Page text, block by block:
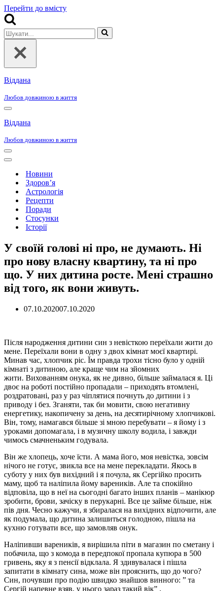
Перейти до вмісту
Шукати...
Віддана
Любов довжиною в життя
Меню
навігації
Віддана
Любов довжиною в життя
Меню
навігації
Меню
навігаціїНовини
Здоров’я
Астрологія
Рецепти
Поради
Стосунки
Історії
У своїй голові ні про, не думають. Ні
про нову власну квартину, та ні про
що. У них дитина росте. Мені страшно
від того, як вони живуть.
07.10.202007.10.2020
Після народження дитини син з невісткою переїхали жити до
мене. Переїхали вони в одну з двох кімнат моєї квартирі.
Минав час, хлопчик ріс. Їм правда трохи тісно було у одній
кімнаті з дитиною, але краще чим на зйомних
жити. Вихованням онука, як не дивно, більше займалася я. Ці
двоє на роботі постійно пропадали – приходять втомлені,
роздратовані, раз у раз чіплятися почнуть до дитини і з
приводу і без. Зганяти, так би мовити, свою негативну
енергетику, накопичену за день, на десятирічному хлопчикові.
Він, тому, намагався більше зі мною перебувати – я йому і з
уроками допомагала, і в музичну школу водила, і завжди
чимось смачненьким годувала.
Він же хлопець, хоче їсти. А мама його, моя невістка, зовсім
нічого не готує, звикла все на мене перекладати. Якось в
суботу у них був вихідний і я почула, як Сергійко просить
маму, щоб та наліпила йому вареників. Але та спокійно
відповіла, що в неї на сьогодні багато інших планів – манікюр
зробити, брови, зачіску в перукарні. Все це займе більше, ніж
пів дня. Чесно кажучи, я збиралася на вихідних відпочити, але
як подумала, що дитина залишиться голодною, пішла на
кухню готувати все, що замовляв онук.
Наліпивши вареників, я вирішила піти в магазин по сметану і
побачила, що з комода в передпокої пропала купюра в 500
гривень, яку я з пенсії відклала. Я здивувалася і пішла
запитати в кімнату сина, може він прояснить, що до чого?
Син, почувши про подію швидко знайшов винного: ” та
Сергій напевне взяв, у нього зараз такий вік” .